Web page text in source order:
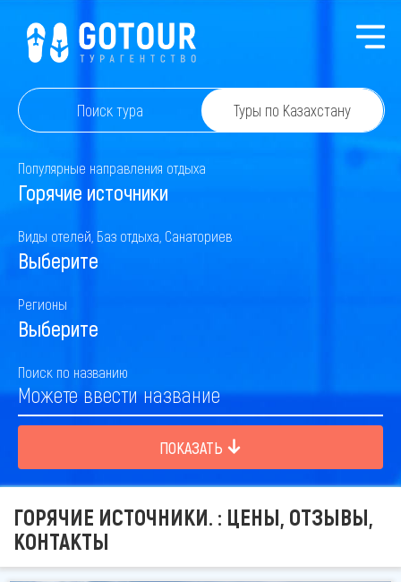
Поиск тура Туры по Казахстану
Популярные направления отдыха
Горячие источники
Виды отелей, Баз отдыха, Санаториев
Выберите
Регионы
Выберите
Поиск по названию
ПОКАЗАТЬ
ГОРЯЧИЕ ИСТОЧНИКИ. : ЦЕНЫ, ОТЗЫВЫ,
КОНТАКТЫ